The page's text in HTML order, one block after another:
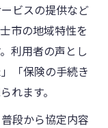
ビスの提供など
市の地域特性を
利用者の声とし
「保険の手続き
れます。
段から協定内容